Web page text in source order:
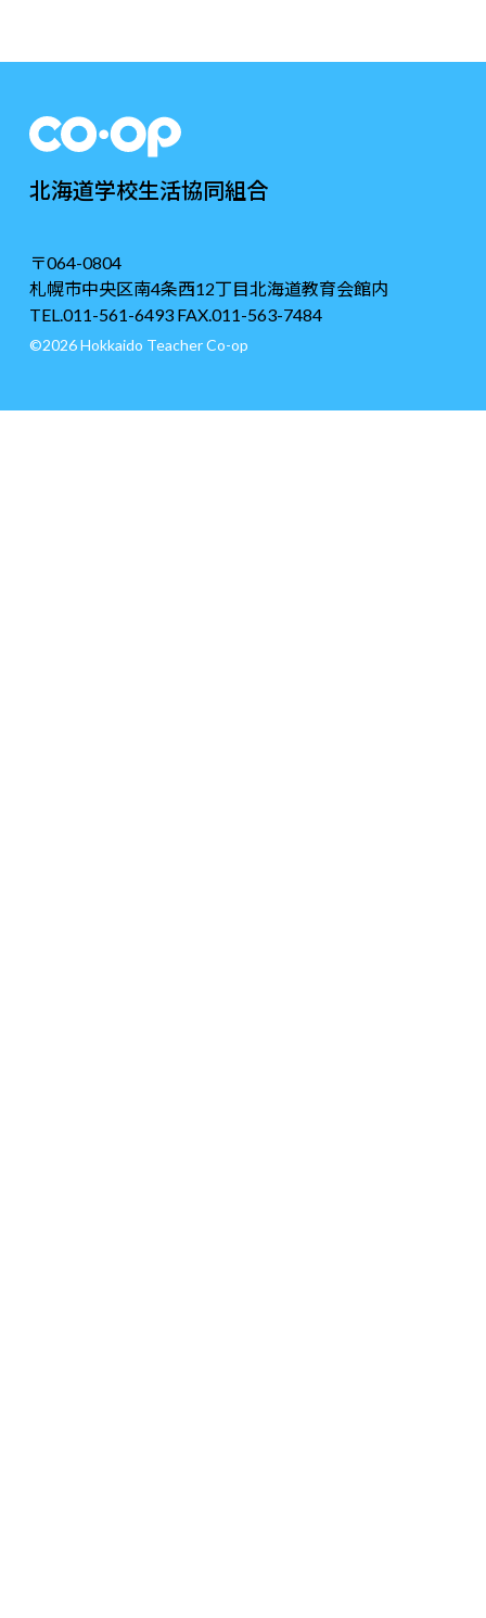
北海道学校生活協同組合
〒064-0804
札幌市中央区南4条西12丁目北海道教育会館内
TEL.011-561-6493 FAX.011-563-7484
©2026 Hokkaido Teacher Co-op